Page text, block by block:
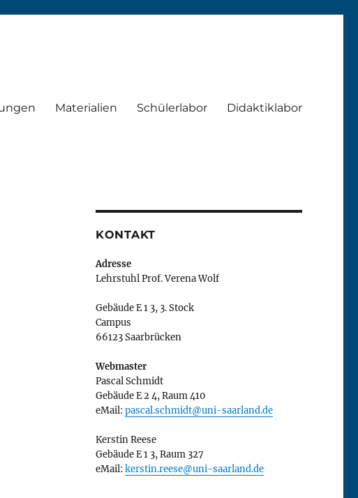
Materialien Schülerlabor Didaktiklabor
KONTAKT
Adresse
Lehrstuhl Prof. Verena Wolf
Gebäude E 1 3, 3. Stock
Campus
66123 Saarbrücken
Webmaster
Pascal Schmidt
Gebäude E 2 4, Raum 410
eMail: pascal.schmidt@uni-saarland.de
Kerstin Reese
Gebäude E 1 3, Raum 327
eMail: kerstin.reese@uni-saarland.de